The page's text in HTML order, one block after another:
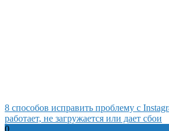
8 способов исправить проблему с
работает, не загружается или дает сбои